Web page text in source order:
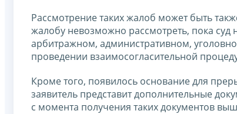
Рассмотрение таких жалоб может быть
жалобу невозможно рассмотреть, пока суд
арбитражном, административном,
проведении взаимосогласительной
Кроме того, появилось основание для
заявитель представит дополнительные
с момента получения таких документов